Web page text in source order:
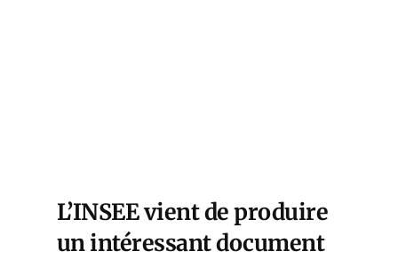
L’INSEE vient de produire
un intéressant document